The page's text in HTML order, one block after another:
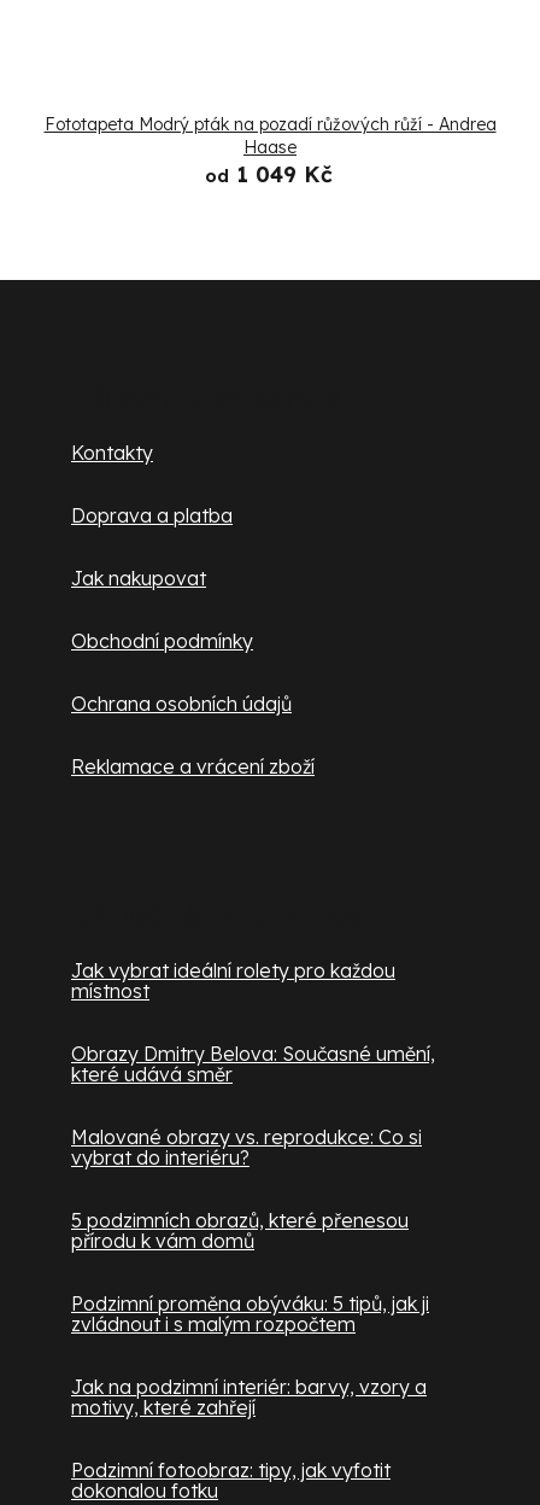
Fototapeta Modrý pták na pozadí růžových růží - Andrea
Haase
od 1 049 Kč
Kontakty
Doprava a platba
Jak nakupovat
Obchodní podmínky
Ochrana osobních údajů
Reklamace a vrácení zboží
Jak vybrat ideální rolety pro každou
místnost
Obrazy Dmitry Belova: Současné umění,
které udává směr
Malované obrazy vs. reprodukce: Co si
vybrat do interiéru?
5 podzimních obrazů, které přenesou
přírodu k vám domů
Podzimní proměna obýváku: 5 tipů, jak ji
zvládnout i s malým rozpočtem
Jak na podzimní interiér: barvy, vzory a
motivy, které zahřejí
Podzimní fotoobraz: tipy, jak vyfotit
dokonalou fotku